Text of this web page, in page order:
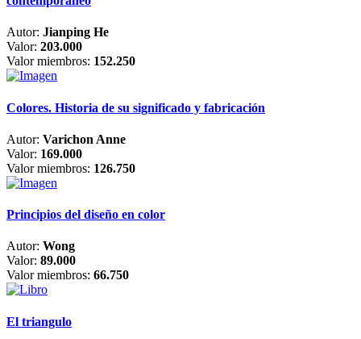
Autor: Jianping He
Valor: 203.000
Valor miembros: 152.250
Colores. Historia de su significado y fabricación
Autor: Varichon Anne
Valor: 169.000
Valor miembros: 126.750
Principios del diseño en color
Autor: Wong
Valor: 89.000
Valor miembros: 66.750
El triangulo